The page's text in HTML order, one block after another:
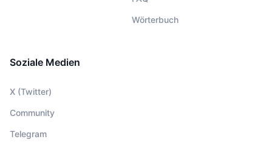
Wörterbuch
Soziale Medien
X (Twitter)
Community
Telegram